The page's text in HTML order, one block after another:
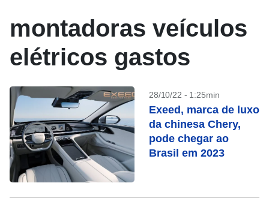
montadoras veículos
elétricos gastos
28/10/22 - 1:25min
Exeed, marca de luxo
da chinesa Chery,
pode chegar ao
Brasil em 2023